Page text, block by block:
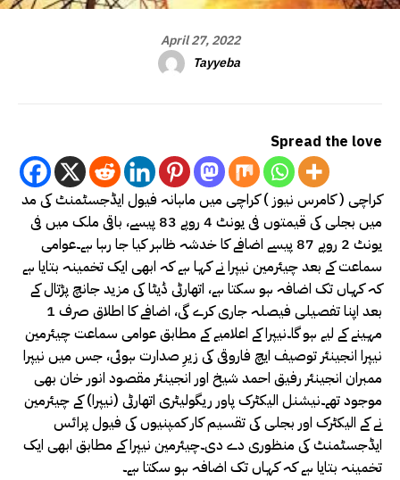
April 27, 2022
Tayyeba
Spread the love
کراچی ( کامرس نیوز ) کراچی میں ماہانہ فیول ایڈجسٹمنٹ کی مد
میں بجلی کی قیمتوں فی یونٹ 4 روپے 83 پیسے، باقی ملک میں فی
یونٹ 2 روپے 87 پیسے اضافے کا خدشہ ظاہر کیا جا رہا ہے۔عوامی
سماعت کے بعد چیئرمین نیپرا نے کہا ہے کہ ابھی ایک تخمینہ بتایا ہے
کہ کہاں تک اضافہ ہو سکتا ہے، اتھارٹی ڈیٹا کی مزید جانچ پڑتال کے
بعد اپنا تفصیلی فیصلہ جاری کرے گی، اضافے کا اطلاق صرف 1
مہینے کے لیے ہو گا۔نیپرا کے اعلامیے کے مطابق عوامی سماعت چیئرمین
نیپرا انجینئر توصیف ایچ فاروقی کی زیرِ صدارت ہوئی، جس میں نیپرا
ممبران انجینئر رفیق احمد شیخ اور انجینئر مقصود انور خان بھی
موجود تھے۔نیشنل الیکٹرک پاور ریگولیٹری اتھارٹی (نیپرا) کے چیئرمین
نے کے الیکٹرک اور بجلی کی تقسیم کار کمپنیوں کی فیول پرائس
ایڈجسٹمنٹ کی منظوری دے دی۔چیئرمین نیپرا کے مطابق ابھی ایک
تخمینہ بتایا ہے کہ کہاں تک اضافہ ہو سکتا ہے۔